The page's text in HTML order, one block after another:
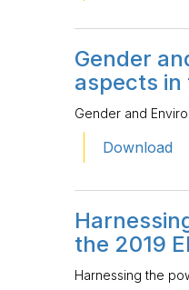
Gender
aspects in
Gender and
Download
the 2019
Harnessing the